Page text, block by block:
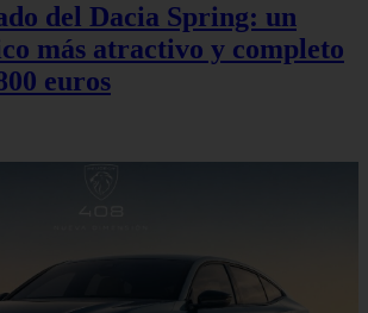
del Dacia Spring: un
más atractivo y completo
euros